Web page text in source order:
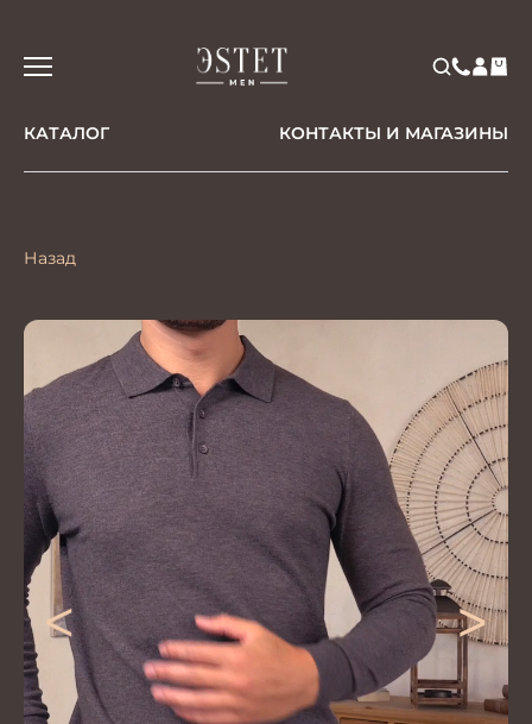
КАТАЛОГ КОНТАКТЫ И МАГАЗИНЫ
Назад
< >